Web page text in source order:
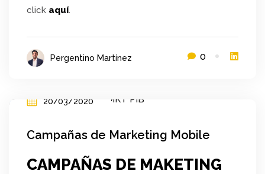
click aquí.
Pergentino Martínez 0
20/03/2020
Campañas de Marketing Mobile
CAMPAÑAS DE MAKETING